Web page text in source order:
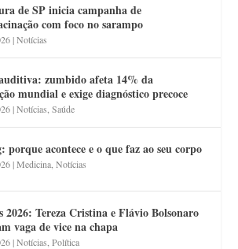
de SP inicia campanha de
com foco no sarampo
|Notícias
zumbido afeta 14% da
mundial e exige diagnóstico precoce
|Notícias ,Saúde
porque acontece e o que faz ao seu corpo
|Medicina ,Notícias
2026: Tereza Cristina e Flávio Bolsonaro
vaga de vice na chapa
|Notícias ,Política